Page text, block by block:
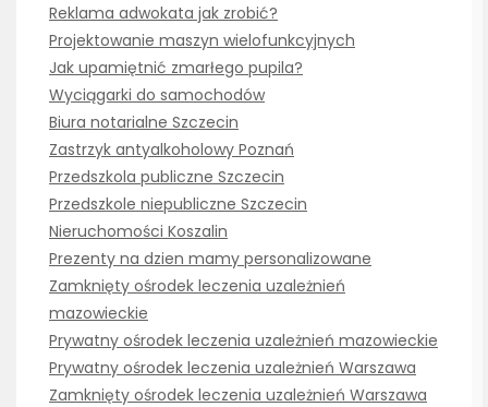
Reklama adwokata jak zrobić?
Projektowanie maszyn wielofunkcyjnych
Jak upamiętnić zmarłego pupila?
Wyciągarki do samochodów
Biura notarialne Szczecin
Zastrzyk antyalkoholowy Poznań
Przedszkola publiczne Szczecin
Przedszkole niepubliczne Szczecin
Nieruchomości Koszalin
Prezenty na dzien mamy personalizowane
Zamknięty ośrodek leczenia uzależnień
mazowieckie
Prywatny ośrodek leczenia uzależnień mazowieckie
Prywatny ośrodek leczenia uzależnień Warszawa
Zamknięty ośrodek leczenia uzależnień Warszawa